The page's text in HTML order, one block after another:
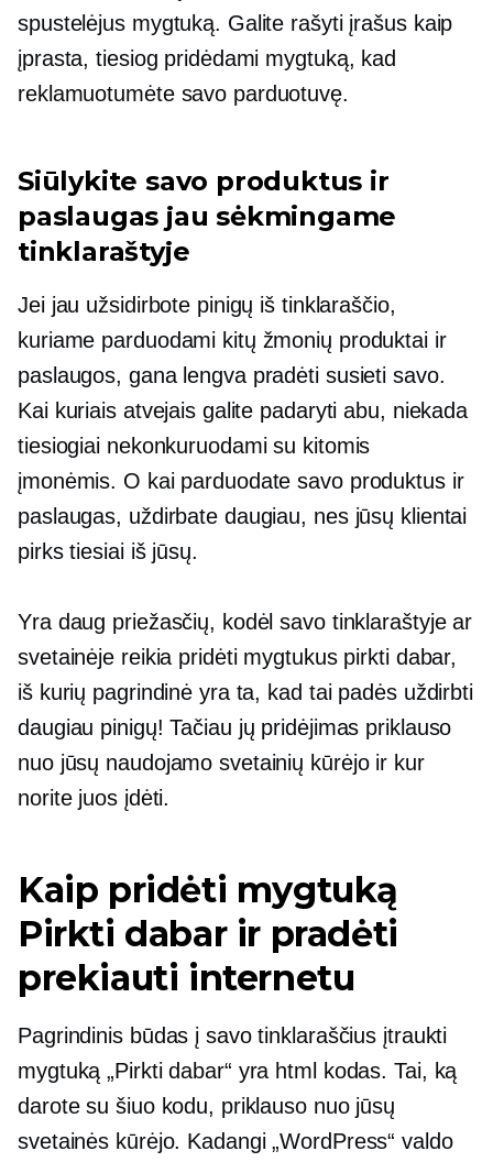
spustelėjus mygtuką. Galite rašyti įrašus kaip
įprasta, tiesiog pridėdami mygtuką, kad
reklamuotumėte savo parduotuvę.
Siūlykite savo produktus ir
paslaugas jau sėkmingame
tinklaraštyje
Jei jau užsidirbote pinigų iš tinklaraščio,
kuriame parduodami kitų žmonių produktai ir
paslaugos, gana lengva pradėti susieti savo.
Kai kuriais atvejais galite padaryti abu, niekada
tiesiogiai nekonkuruodami su kitomis
įmonėmis. O kai parduodate savo produktus ir
paslaugas, uždirbate daugiau, nes jūsų klientai
pirks tiesiai iš jūsų.
Yra daug priežasčių, kodėl savo tinklaraštyje ar
svetainėje reikia pridėti mygtukus pirkti dabar,
iš kurių pagrindinė yra ta, kad tai padės uždirbti
daugiau pinigų! Tačiau jų pridėjimas priklauso
nuo jūsų naudojamo svetainių kūrėjo ir kur
norite juos įdėti.
Kaip pridėti mygtuką
Pirkti dabar ir pradėti
prekiauti internetu
Pagrindinis būdas į savo tinklaraščius įtraukti
mygtuką „Pirkti dabar“ yra html kodas. Tai, ką
darote su šiuo kodu, priklauso nuo jūsų
svetainės kūrėjo. Kadangi „WordPress“ valdo